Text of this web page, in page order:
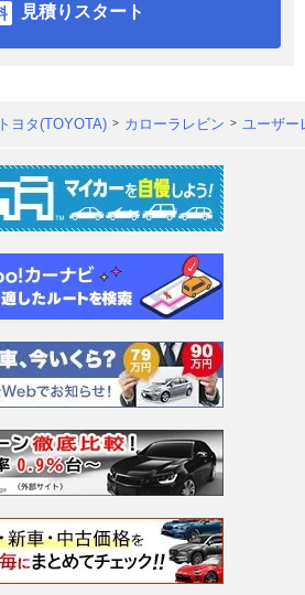
見積りスタート
トヨタ(TOYOTA) カローラレビン ユーザー